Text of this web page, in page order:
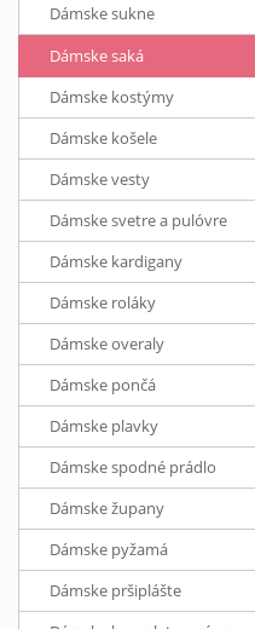
Dámske sukne
Dámske saká
Dámske kostýmy
Dámske košele
Dámske vesty
Dámske svetre a pulóvre
Dámske kardigany
Dámske roláky
Dámske overaly
Dámske pončá
Dámske plavky
Dámske spodné prádlo
Dámske župany
Dámske pyžamá
Dámske pršiplášte